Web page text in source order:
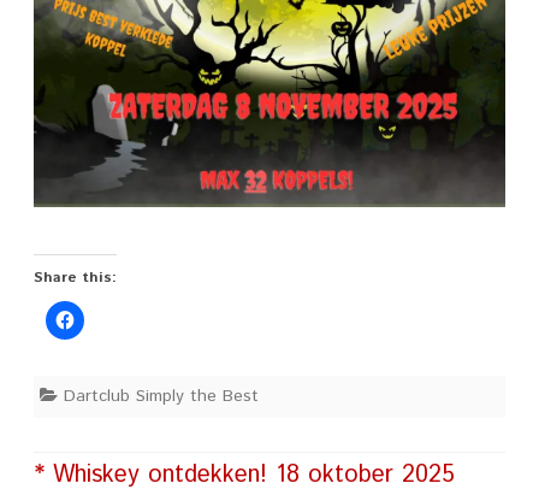
Share this:
Dartclub Simply the Best
* Whiskey ontdekken! 18 oktober 2025